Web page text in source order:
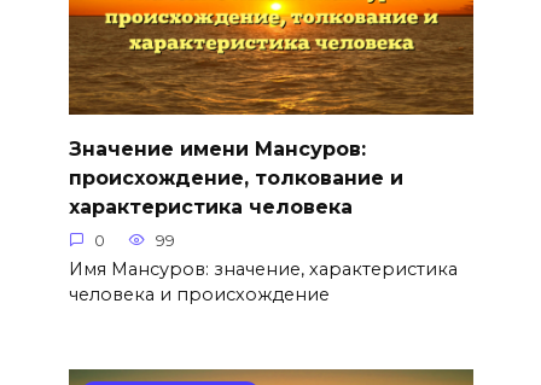
Значение имени Мансуров:
происхождение, толкование и
характеристика человека
0 99
Имя Мансуров: значение, характеристика
человека и происхождение